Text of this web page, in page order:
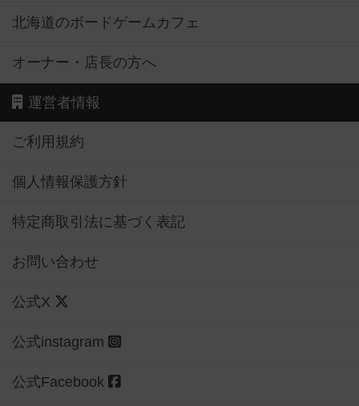
北海道のボードゲームカフェ
オーナー・店長の方へ
運営者情報
ご利用規約
個人情報保護方針
特定商取引法に基づく表記
お問い合わせ
公式X
公式instagram
公式Facebook